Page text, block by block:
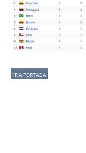
IR A PORTADA